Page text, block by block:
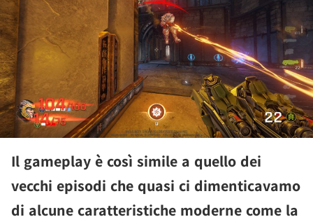
Il gameplay è così simile a quello dei
vecchi episodi che quasi ci dimenticavamo
di alcune caratteristiche moderne come la